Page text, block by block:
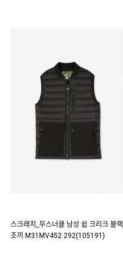
스크래치_무스너클 남성 쉽 크리크 블랙
조끼 M31MV452 292(105191)